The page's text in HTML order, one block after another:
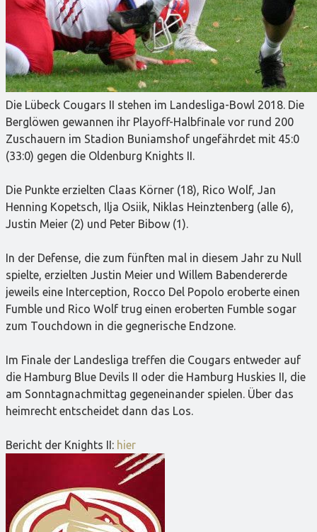
Die Lübeck Cougars II stehen im Landesliga-Bowl 2018. Die
Berglöwen gewannen ihr Playoff-Halbfinale vor rund 200
Zuschauern im Stadion Buniamshof ungefährdet mit 45:0
(33:0) gegen die Oldenburg Knights II.
Die Punkte erzielten Claas Körner (18), Rico Wolf, Jan
Henning Kopetsch, Ilja Osiik, Niklas Heinztenberg (alle 6),
Justin Meier (2) und Peter Bibow (1).
In der Defense, die zum fünften mal in diesem Jahr zu Null
spielte, erzielten Justin Meier und Willem Babendererde
jeweils eine Interception, Rocco Del Popolo eroberte einen
Fumble und Rico Wolf trug einen eroberten Fumble sogar
zum Touchdown in die gegnerische Endzone.
Im Finale der Landesliga treffen die Cougars entweder auf
die Hamburg Blue Devils II oder die Hamburg Huskies II, die
am Sonntagnachmittag gegeneinander spielen. Über das
heimrecht entscheidet dann das Los.
Bericht der Knights II: hier